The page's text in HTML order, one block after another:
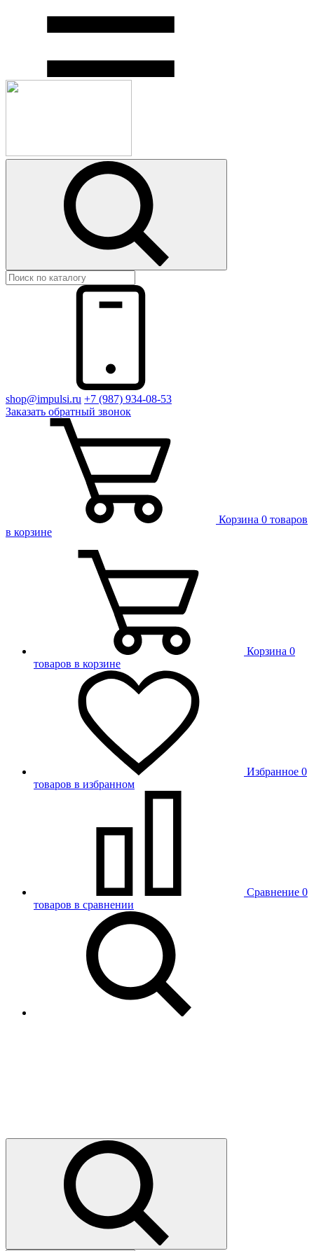
shop@impulsi.ru +7 (987) 934-08-53
Заказать обратный звонок
Корзина 0 товаров
в корзине
Корзина 0
товаров в корзине
Избранное 0
товаров в избранном
Сравнение 0
товаров в сравнении